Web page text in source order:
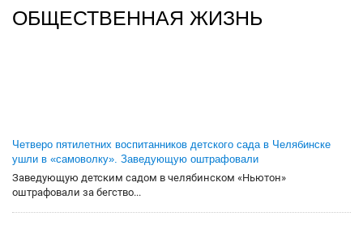
ОБЩЕСТВЕННАЯ ЖИЗНЬ
Четверо пятилетних воспитанников детского сада в Челябинске
ушли в «самоволку». Заведующую оштрафовали
Заведующую детским садом в челябинском «Ньютон»
оштрафовали за бегство...